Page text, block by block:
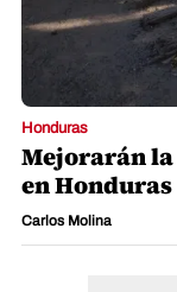
Honduras
Mejorarán
en Honduras
Carlos Molina